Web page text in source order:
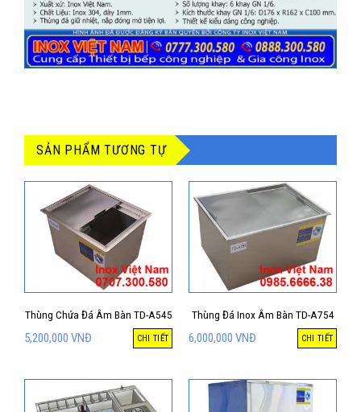
SẢN PHẨM TƯƠNG TỰ
Thùng Chứa Đá Âm Bàn TD-A545
5,200,000 VNĐ CHI TIẾT
Thùng Đá Inox Âm Bàn TD-A754
6,000,000 VNĐ CHI TIẾT